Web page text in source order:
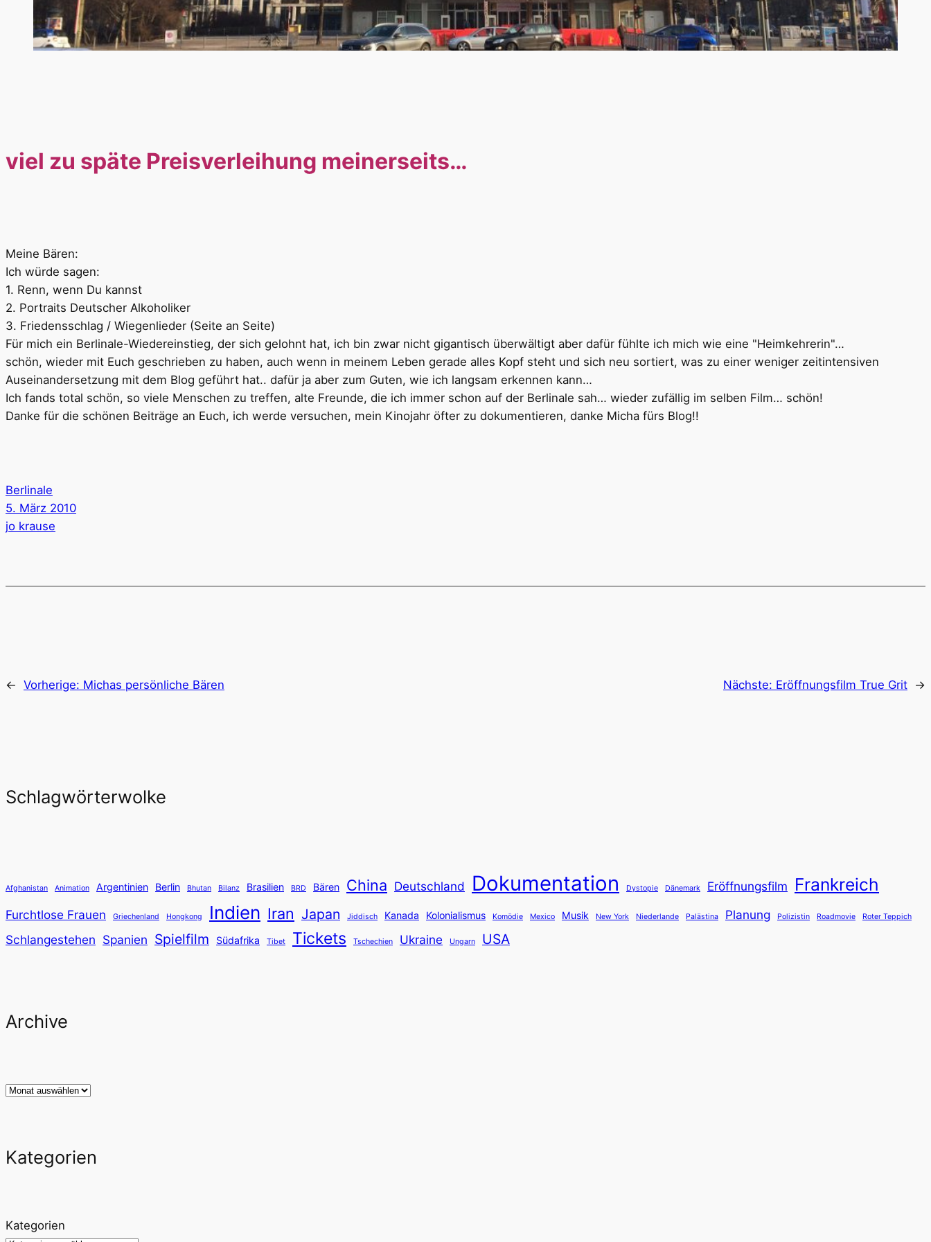
viel zu späte Preisverleihung meinerseits…
Meine Bären:
Ich würde sagen:
1. Renn, wenn Du kannst
2. Portraits Deutscher Alkoholiker
3. Friedensschlag / Wiegenlieder (Seite an Seite)
Für mich ein Berlinale-Wiedereinstieg, der sich gelohnt hat, ich bin zwar nicht gigantisch überwältigt aber dafür fühlte ich mich wie eine "Heimkehrerin"…
schön, wieder mit Euch geschrieben zu haben, auch wenn in meinem Leben gerade alles Kopf steht und sich neu sortiert, was zu einer weniger zeitintensiven
Auseinandersetzung mit dem Blog geführt hat.. dafür ja aber zum Guten, wie ich langsam erkennen kann…
Ich fands total schön, so viele Menschen zu treffen, alte Freunde, die ich immer schon auf der Berlinale sah… wieder zufällig im selben Film… schön!
Danke für die schönen Beiträge an Euch, ich werde versuchen, mein Kinojahr öfter zu dokumentieren, danke Micha fürs Blog!!
Berlinale
5. März 2010
jo krause
← Vorherige: Michas persönliche Bären Nächste: Eröffnungsfilm True Grit →
Schlagwörterwolke
Afghanistan Animation Argentinien Berlin Bhutan Bilanz Brasilien BRD Bären China Deutschland Dokumentation Dystopie Dänemark Eröffnungsfilm Frankreich
Furchtlose Frauen Griechenland Hongkong Indien Iran Japan Jiddisch Kanada Kolonialismus Komödie Mexico Musik New York Niederlande Palästina Planung Polizistin Roadmovie Roter Teppich
Schlangestehen Spanien Spielfilm Südafrika Tibet Tickets Tschechien Ukraine Ungarn USA
Archive
Archiv
Kategorien
Kategorien